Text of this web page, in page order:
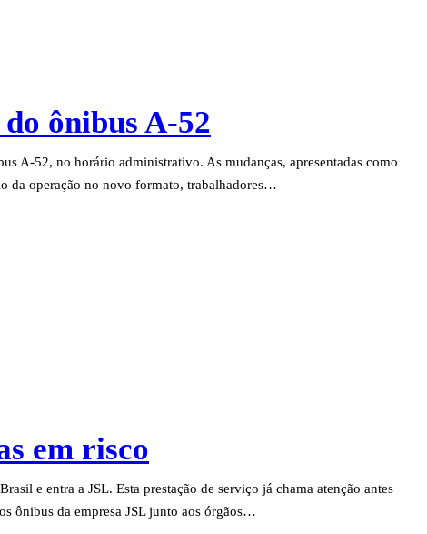
ônibus A-52
A-52, no horário administrativo. As mudanças, apresentadas como
da operação no novo formato, trabalhadores…
em risco
e entra a JSL. Esta prestação de serviço já chama atenção antes
ônibus da empresa JSL junto aos órgãos…